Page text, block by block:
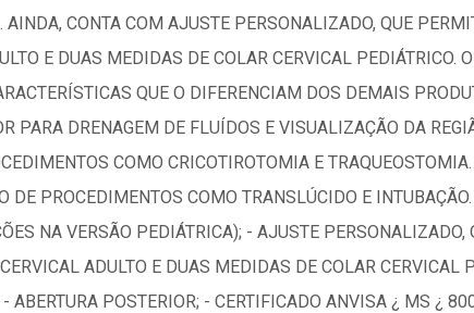
AINDA, CONTA COM AJUSTE PERSONALIZADO, QUE
E DUAS MEDIDAS DE COLAR CERVICAL PEDIÁTRICO.
QUE O DIFERENCIAM DOS DEMAIS
PARA DRENAGEM DE FLUÍDOS E VISUALIZAÇÃO DA
COMO CRICOTIROTOMIA E
DE PROCEDIMENTOS COMO TRANSLÚCIDO E
NA VERSÃO PEDIÁTRICA); - AJUSTE
ADULTO E DUAS MEDIDAS DE COLAR
- ABERTURA POSTERIOR; - CERTIFICADO ANVISA ¿ MS ¿